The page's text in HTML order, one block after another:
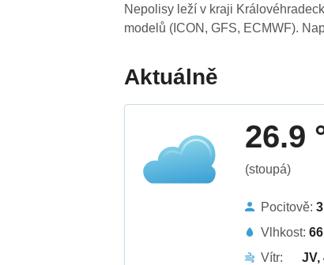
Nepolisy leží v kraji
modelů (ICON, GFS, ECMWF).
Aktuálně
26.9
(stoupá)
Pocitově:
Vlhkost:
Vítr:
JV,